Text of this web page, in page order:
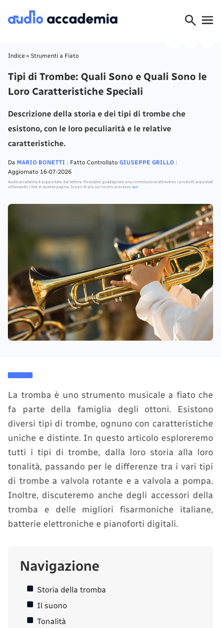
Indice » Strumenti a Fiato
Tipi di Trombe: Quali Sono e Quali Sono le
Loro Caratteristiche Speciali
Descrizione della storia e dei tipi di trombe che
esistono, con le loro peculiarità e le relative
caratteristiche.
Da MARIO BONETTI Fatto Controllato GIUSEPPE GRILLO
Aggiornato 16-07-2026
Audioaccademia è supportato dal lettore. Possiamo guadagnare una commissione attraverso i prodotti acquistati
utilizzando i link in questa pagina. Scopri di più sul nostro processo qui
La tromba è uno strumento musicale a fiato che
fa parte della famiglia degli ottoni. Esistono
diversi tipi di trombe, ognuno con caratteristiche
uniche e distinte. In questo articolo esploreremo
tutti i tipi di trombe, dalla loro storia alla loro
tonalità, passando per le differenze tra i vari tipi
di trombe a valvola rotante e a valvola a pompa.
Inoltre, discuteremo anche degli accessori della
tromba e delle migliori fisarmoniche italiane,
batterie elettroniche e pianoforti digitali.
Navigazione
Storia della tromba
Il suono
Tonalità